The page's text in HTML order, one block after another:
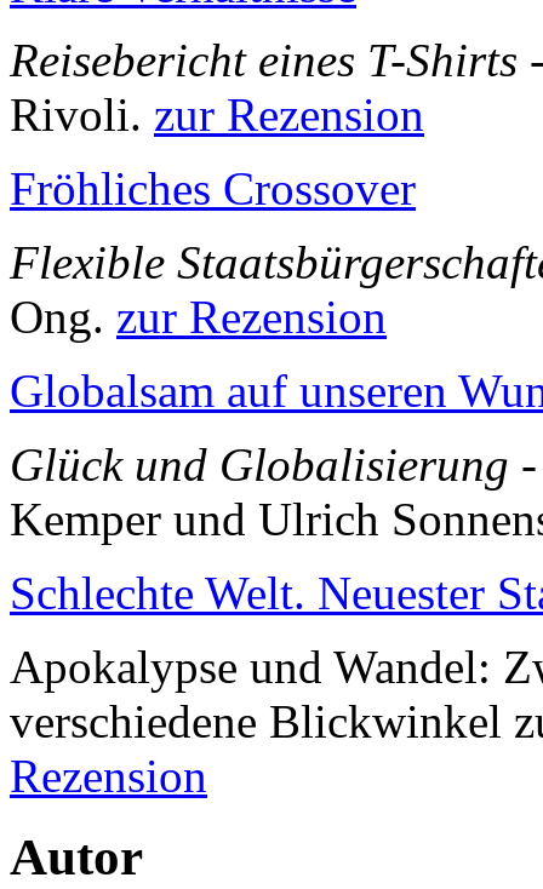
Reisebericht eines T-Shirts
Rivoli. zur Rezension
Fröhliches Crossover
Flexible
Ong. zur Rezension
Globalsam auf unseren
Glück und Globalisierung
Kemper und Ulrich
Schlechte Welt. Neuester
Apokalypse und Wandel:
verschiedene Blickwinkel
Rezension
Autor